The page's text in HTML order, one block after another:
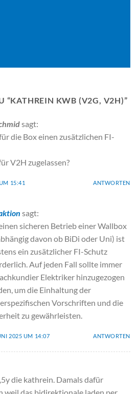
“KATHREIN KWB (V2G, V2H)”
sagt:
die Box einen zusätzlichen FI-
V2H zugelassen?
15:41 ANTWORTEN
sagt:
sicheren Betrieb einer Wallbox
davon ob BiDi oder Uni) ist
ein zusätzlicher FI-Schutz
Auf jeden Fall sollte immer
Elektriker hinzugezogen
um die Einhaltung der
Vorschriften und die
zu gewährleisten.
2025 UM 14:07 ANTWORTEN
die kathrein. Damals dafür